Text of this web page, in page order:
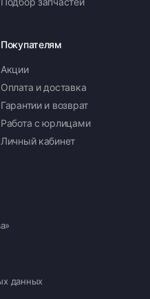
Покупателям
Акции
Оплата и доставка
Гарантии и возврат
Работа с юрлицами
Личный кабинет
данных